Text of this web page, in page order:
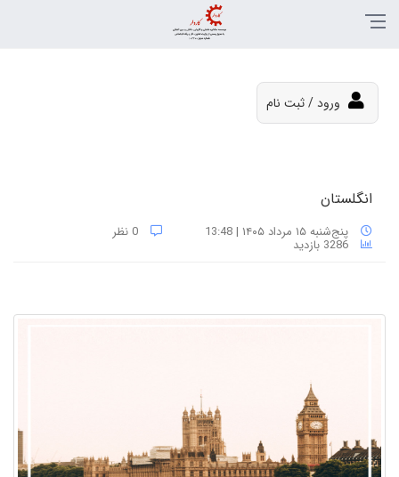
ورود / ثبت نام
انگلستان
پنج‌شنبه ۱۵ مرداد ۱۴۰۵ | 13:48